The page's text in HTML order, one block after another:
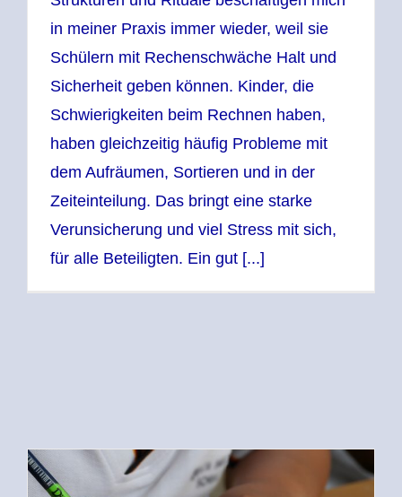
in meiner Praxis immer wieder, weil sie
Schülern mit Rechenschwäche Halt und
Sicherheit geben können. Kinder, die
Schwierigkeiten beim Rechnen haben,
haben gleichzeitig häufig Probleme mit
dem Aufräumen, Sortieren und in der
Zeiteinteilung. Das bringt eine starke
Verunsicherung und viel Stress mit sich,
für alle Beteiligten. Ein gut [...]